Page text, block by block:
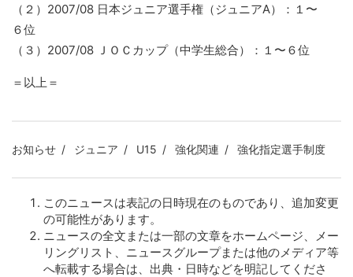
（２）2007/08 日本ジュニア選手権（ジュニアA）：１〜
６位
（３）2007/08 ＪＯＣカップ（中学生総合）：１〜６位
＝以上＝
お知らせ ジュニア U15 強化関連 強化指定選手制度
このニュースは表記の日時現在のものであり、追加変更
の可能性があります。
ニュースの全文または一部の文章をホームページ、メー
リングリスト、ニュースグループまたは他のメディア等
へ転載する場合は、出典・日時などを明記してくださ